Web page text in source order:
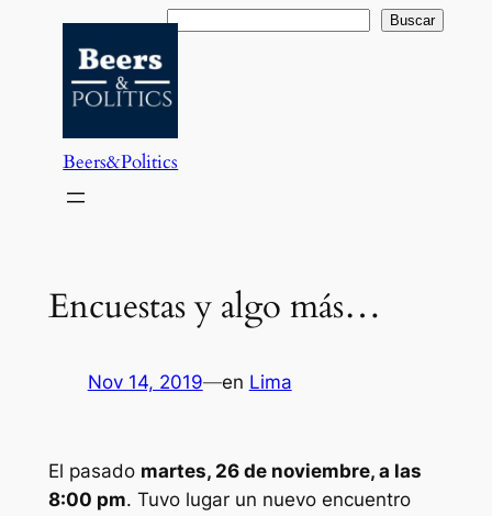
contenido
Buscar Buscar
Beers&Politics
Encuestas y algo más…
Nov 14, 2019—en Lima
El pasado martes, 26 de noviembre, a las
8:00 pm. Tuvo lugar un nuevo encuentro